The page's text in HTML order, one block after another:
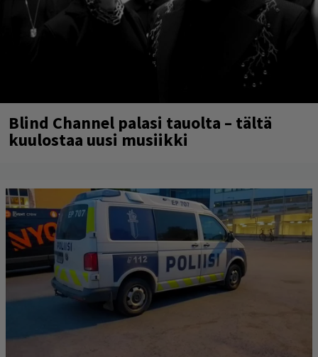
Blind Channel palasi tauolta – tältä
kuulostaa uusi musiikki